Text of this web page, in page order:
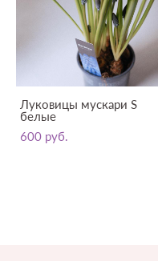
Луковицы мускари S
белые
600 pуб.